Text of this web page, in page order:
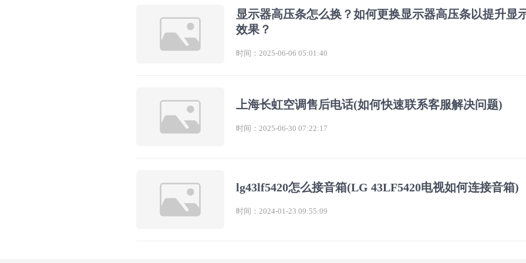
显示器高压条怎么换？如何更换显示器高压条以提升显
效果？
时间：2025-06-06 05:01:40
上海长虹空调售后电话(如何快速联系客服解决问题)
时间：2025-06-30 07:22:17
lg43lf5420怎么接音箱(LG 43LF5420电视如何连接音箱)
时间：2024-01-23 09:55:09